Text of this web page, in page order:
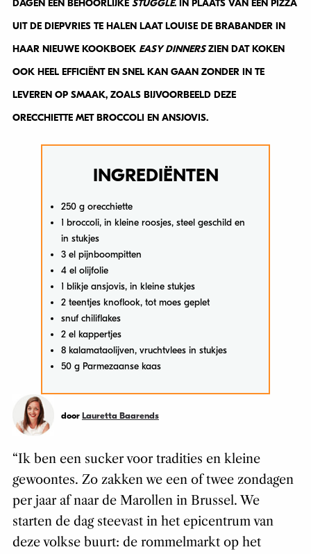
DAGEN EEN BEHOORLIJKE STUGGLE. IN PLAATS VAN EEN PIZZA
UIT DE DIEPVRIES TE HALEN LAAT LOUISE DE BRABANDER IN
HAAR NIEUWE KOOKBOEK EASY DINNERSZIEN DAT KOKEN
OOK HEEL EFFICIËNT EN SNEL KAN GAAN ZONDER IN TE
LEVEREN OP SMAAK, ZOALS BIJVOORBEELD DEZE
ORECCHIETTE MET BROCCOLI EN ANSJOVIS.
INGREDIËNTEN
250 g orecchiette
1 broccoli, in kleine roosjes, steel geschild en
in stukjes
3 el pijnboompitten
4 el olijfolie
1 blikje ansjovis, in kleine stukjes
2 teentjes knoflook, tot moes geplet
snuf chiliflakes
2 el kappertjes
8 kalamataolijven, vruchtvlees in stukjes
50 g Parmezaanse kaas
door Lauretta Baarends
“Ik ben een sucker voor tradities en kleine
gewoontes. Zo zakken we een of twee zondagen
per jaar af naar de Marollen in Brussel. We
starten de dag steevast in het epicentrum van
deze volkse buurt: de rommelmarkt op het